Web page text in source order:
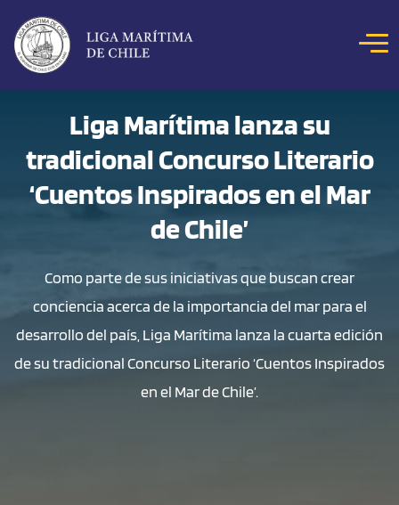
NOSOTROS
COLOQUIOS
NOTICIAS
HITOS MARÍTIMOS
BIBLIOTECA DIGITAL
Liga Marítima lanza su
tradicional Concurso Literario
‘Cuentos Inspirados en el Mar
de Chile’
Como parte de sus iniciativas que buscan crear
conciencia acerca de la importancia del mar para el
desarrollo del país, Liga Marítima lanza la cuarta edición
de su tradicional Concurso Literario ‘Cuentos Inspirados
en el Mar de Chile’.